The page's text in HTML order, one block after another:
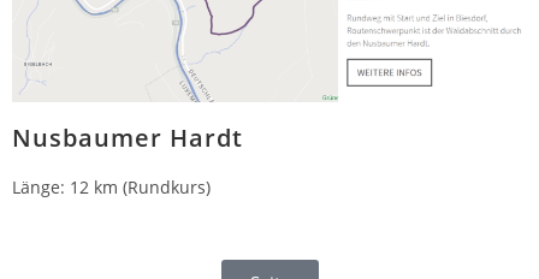
Nusbaumer Hardt
Länge: 12 km (Rundkurs)